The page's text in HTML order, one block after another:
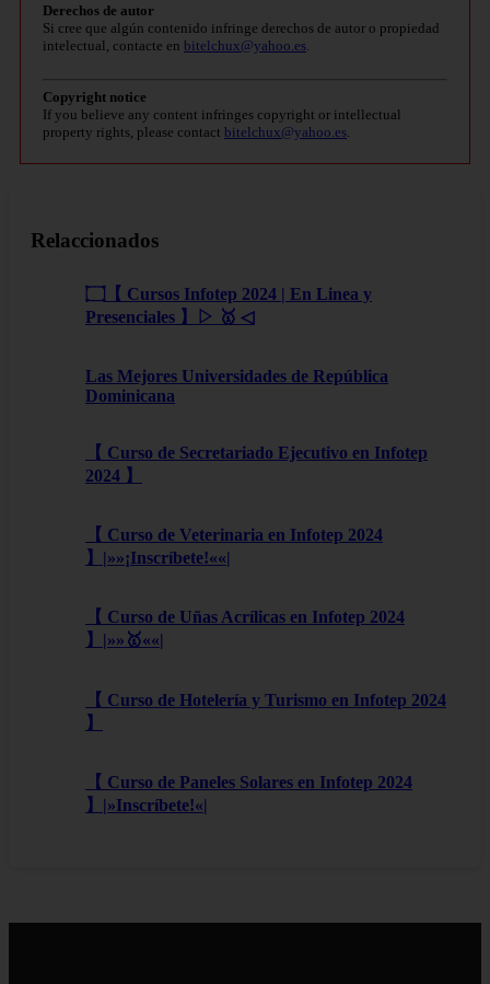
Derechos de autor
Si cree que algún contenido infringe derechos de autor o propiedad
intelectual, contacte en bitelchux@yahoo.es
Copyright notice
If you believe any content infringes copyright or intellectual
property rights, please contact bitelchux@yahoo.es
Relaccionados
۝【 Cursos Infotep 2024 | En Linea y
Presenciales 】▷ 🥇 ◁
Las Mejores Universidades de República
Dominicana
【 Curso de Secretariado Ejecutivo en Infotep
2024 】
【 Curso de Veterinaria en Infotep 2024
】|»»¡Inscríbete!««|
【 Curso de Uñas Acrílicas en Infotep 2024
】|»»🥇««|
【 Curso de Hotelería y Turismo en Infotep 2024
】
【 Curso de Paneles Solares en Infotep 2024
】|»Inscríbete!«|